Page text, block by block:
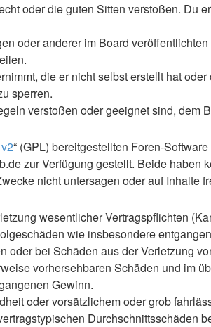
oder die guten Sitten verstoßen. Du
oder anderer im Board
die er nicht selbst erstellt hat
sperren.
verstoßen oder geeignet sind, dem
“ (GPL) bereitgestellten Foren-
zur Verfügung gestellt. Beide haben
nicht untersagen oder auf Inhalte
wesentlicher Vertragspflichten
wie insbesondere
bei Schäden aus der Verletzung
vorhersehbaren Schäden und im
Gewinn.
oder vorsätzlichem oder grob
Durchschnittsschäden